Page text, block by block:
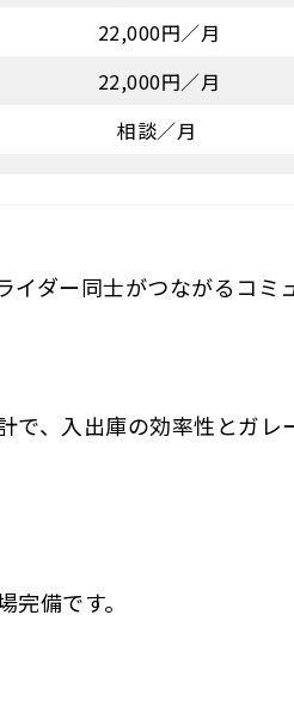
22,000円／月
22,000円／月
相談／月
ダー同士がつながるコミ
で、入出庫の効率性とガレ
備です。